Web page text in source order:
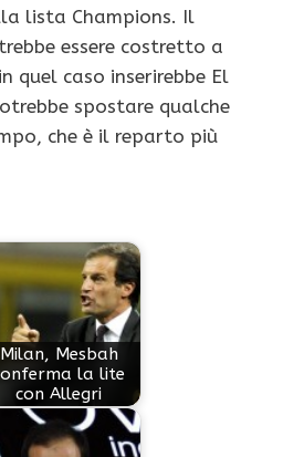
lista Champions. Il
essere costretto a
quel caso inserirebbe El
spostare qualche
che è il reparto più
Milan, Mesbah
la lite
con Allegri